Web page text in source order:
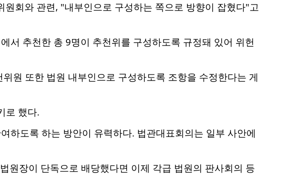
회와 관련, "내부인으로 구성하는 쪽으로 방향이 잡혔다"고
서 추천한 총 9명이 추천위를 구성하도록 규정돼 있어 위헌
원 또한 법원 내부인으로 구성하도록 조항을 수정한다는 게
로 했다.
하도록 하는 방안이 유력하다. 법관대표회의는 일부 사안에
원장이 단독으로 배당했다면 이제 각급 법원의 판사회의 등